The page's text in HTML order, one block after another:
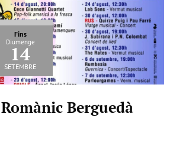
Fins
Diumenge
14
setembre
Berguedà